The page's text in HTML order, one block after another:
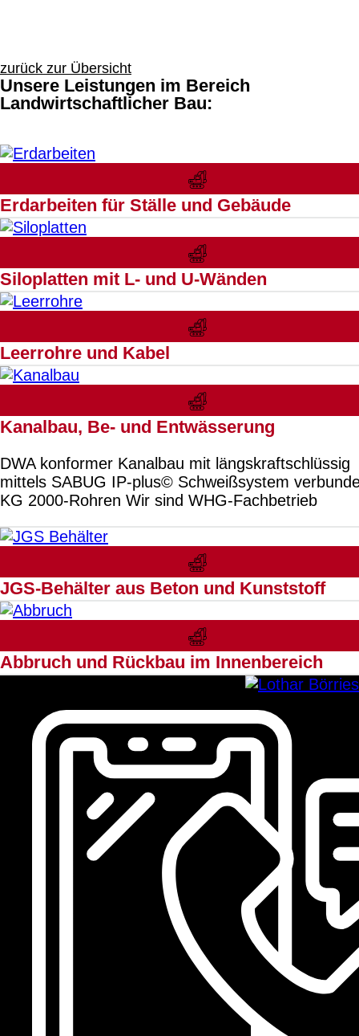
zurück zur Übersicht
Unsere Leistungen im Bereich
Landwirtschaftlicher Bau:
Erdarbeiten für Ställe und Gebäude
Siloplatten mit L- und U-Wänden
Leerrohre und Kabel
Kanalbau, Be- und Entwässerung
DWA konformer Kanalbau mit längskraftschlüssig
mittels SABUG IP-plus© Schweißsystem
KG 2000-Rohren Wir sind WHG-Fachbetrieb
JGS-Behälter aus Beton und Kunststoff
Abbruch und Rückbau im Innenbereich